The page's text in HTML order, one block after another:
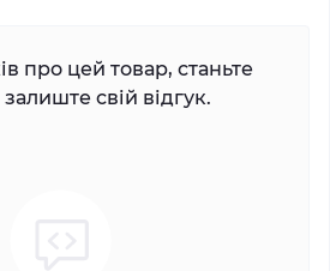
про цей товар, станьте
свій відгук.